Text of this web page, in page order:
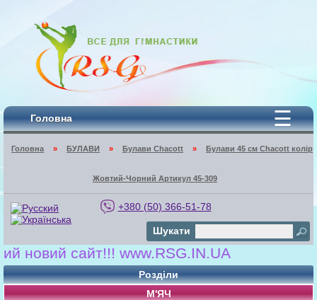
Головна ☰
Головна » БУЛАВИ » Булави Chacott » Булави 45 cм Chacott колір
Жовтий-Чорний Артикул 45-309
+380 (50) 366-51-78
Шукати
сайт!!! www.RSG.IN.UA
Розділи
М'ЯЧ